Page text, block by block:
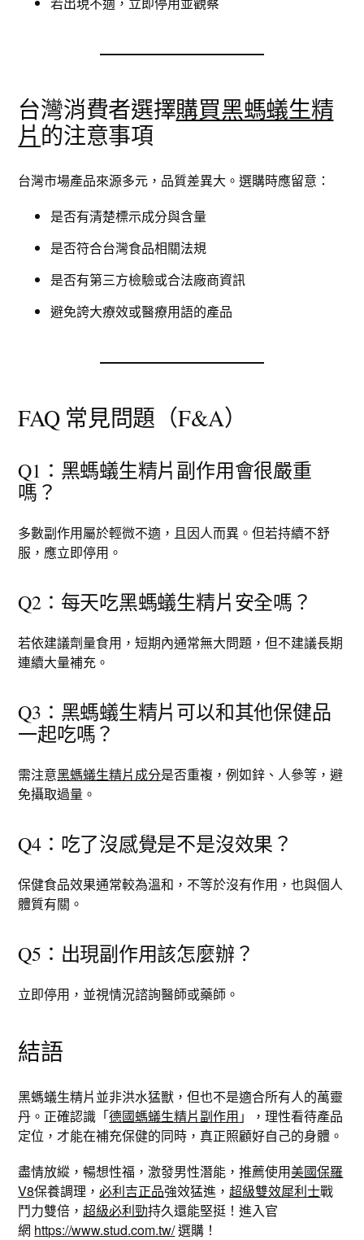
台灣消費者選擇購買黑螞蟻生精
片 的注意事項
台灣市場產品來源多元，品質差異大。選購時應留意：
是否有清楚標示成分與含量
是否符合台灣食品相關法規
是否有第三方檢驗或合法廠商資訊
避免誇大療效或醫療用語的產品
FAQ 常見問題（F&A）
Q1：黑螞蟻生精片副作用會很嚴重
嗎？
多數副作用屬於輕微不適，且因人而異。但若持續不舒
服，應立即停用。
Q2：每天吃黑螞蟻生精片安全嗎？
若依建議劑量食用，短期內通常無大問題，但不建議長期
連續大量補充。
Q3：黑螞蟻生精片可以和其他保健品
一起吃嗎？
需注意黑螞蟻生精片成分是否重複，例如鋅、人參等，避
免攝取過量。
Q4：吃了沒感覺是不是沒效果？
保健食品效果通常較為溫和，不等於沒有作用，也與個人
體質有關。
Q5：出現副作用該怎麼辦？
立即停用，並視情況諮詢醫師或藥師。
結語
黑螞蟻生精片並非洪水猛獸，但也不是適合所有人的萬靈
丹。正確認識「德國螞蟻生精片副作用 」，理性看待產品
定位，才能在補充保健的同時，真正照顧好自己的身體。
盡情放縱，暢想性福，激發男性潛能，推薦使用美國保羅
V8保養調理，必利吉正品強效猛進，超級雙效犀利士戰
鬥力雙倍，超級必利勁持久還能堅挺！進入官
網 https://www.stud.com.tw/選購！